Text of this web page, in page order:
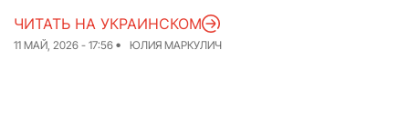
Команда
Авторы
11 МАЙ, 2026 - 17:56 ЮЛИЯ МАРКУЛИЧ
ЧИТАТЬ НА УКРАИНСКОМ